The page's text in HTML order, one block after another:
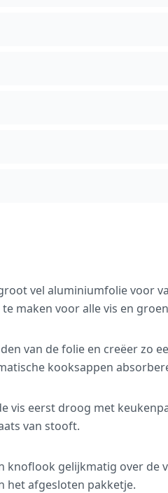
vel aluminiumfolie voor
maken voor alle vis en
van de folie en creëer zo
kooksappen
vis eerst droog met
van stooft.
knoflook gelijkmatig over de
het afgesloten pakketje.